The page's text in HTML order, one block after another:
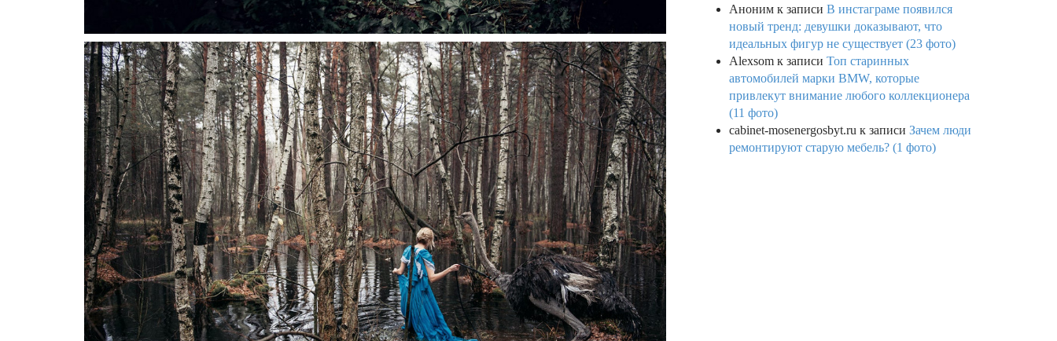
Аноним к записи В инстаграме появился
новый тренд: девушки доказывают, что
идеальных фигур не существует (23 фото)
Alexsom к записи Топ старинных
автомобилей марки BMW, которые
привлекут внимание любого коллекционера
(11 фото)
cabinet-mosenergosbyt.ru к записи Зачем люди
ремонтируют старую мебель? (1 фото)